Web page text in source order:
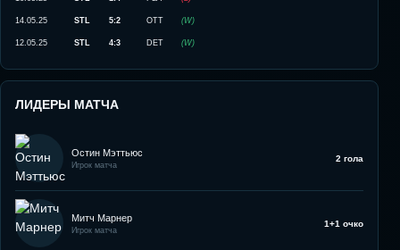
14.05.25 STL 5:2 OTT (W)
12.05.25 STL 4:3 DET (W)
ЛИДЕРЫ МАТЧА
Остин Мэттьюс
Игрок матча
2 гола
Митч Марнер
Игрок матча
1+1 очко